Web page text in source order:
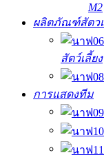
M2
ผลิตภัณฑ์สัตว
สัตว์เลี้ยง
การแสดงทีม